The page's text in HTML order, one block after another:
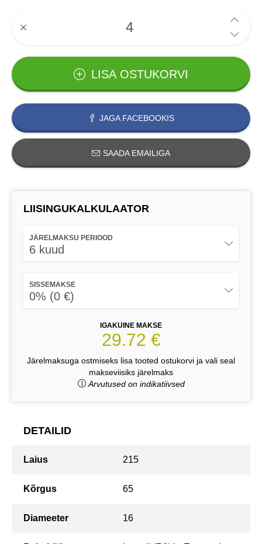
LISA OSTUKORVI
JAGA FACEBOOKIS
SAADA EMAILIGA
LIISINGUKALKULAATOR
JÄRELMAKSU PERIOOD
6 kuud
SISSEMAKSE
0% (0 €)
IGAKUINE MAKSE
29.72 €
Järelmaksuga ostmiseks lisa tooted ostukorvi ja vali seal
makseviisiks järelmaks
Arvutused on indikatiivsed
DETAILID
Laius 215
Kõrgus 65
Diameeter 16